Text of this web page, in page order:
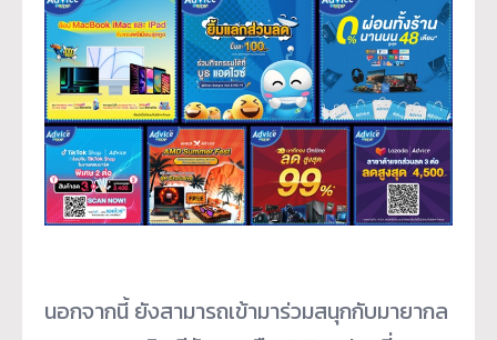
นอกจากนี้ ยังสามารถเข้ามาร่วมสนุกกับมายากล